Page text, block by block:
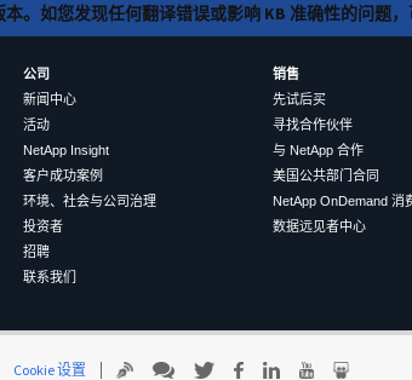
。如您发现任何翻译错误或影响 KB 准确性的问题
公司
新闻中心
活动
NetApp Insight
客户成功案例
环境、社会与公司治理
投资者
招聘
联系我们
销售
先试后买
寻找合作伙伴
与 NetApp 合作
美国公共部门合同
NetApp OnDemand 消
数据远见者中心
Cookie 设置